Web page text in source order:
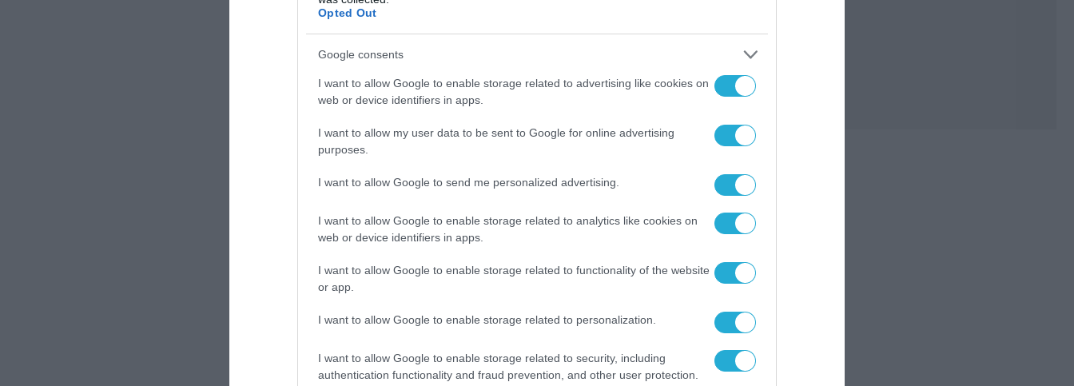
Opted Out
Google consents
I want to allow Google to enable storage related to advertising like cookies on
web or device identifiers in apps.
I want to allow my user data to be sent to Google for online advertising
purposes.
I want to allow Google to send me personalized advertising.
I want to allow Google to enable storage related to analytics like cookies on
web or device identifiers in apps.
I want to allow Google to enable storage related to functionality of the website
or app.
I want to allow Google to enable storage related to personalization.
I want to allow Google to enable storage related to security, including
authentication functionality and fraud prevention, and other user protection.
ΣΧΟΛΙΑΣΤΕ ΤΟ ΑΡΘΡΟ